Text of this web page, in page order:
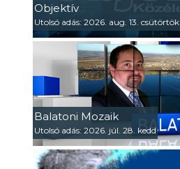
Objektív
Utolsó adás: 2026. aug. 13. csütörtök
Balatoni Mozaik
Utolsó adás: 2026. júl. 28. kedd